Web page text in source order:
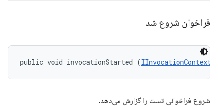
فراخوان شروع شد
public void invocationStarted (IInvocationContext
شروع فراخوانی تست را گزارش می‌دهد.